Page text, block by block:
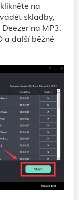
na
skladby,
na MP3,
a další běžné